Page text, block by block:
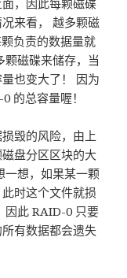
，因此每颗磁碟
来看， 越多颗磁
负责的数据量就
颗磁碟来储存，当
也变大了！ 因为
的总容量喔！
毁的风险，由上
盘分区区块的大
一想，如果某一颗
时这个文件就损
因此 RAID-0 只要
有数据都会遗失